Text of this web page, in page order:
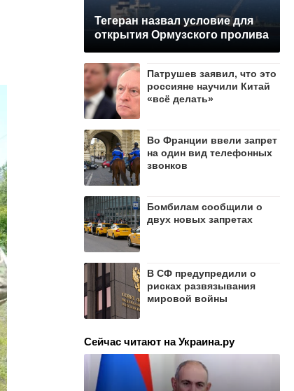
Тегеран назвал условие для
открытия Ормузского пролива
Патрушев заявил, что это
россияне научили Китай
«всё делать»
Во Франции ввели запрет
на один вид телефонных
звонков
Бомбилам сообщили о
двух новых запретах
В СФ предупредили о
рисках развязывания
мировой войны
Сейчас читают на Украина.ру